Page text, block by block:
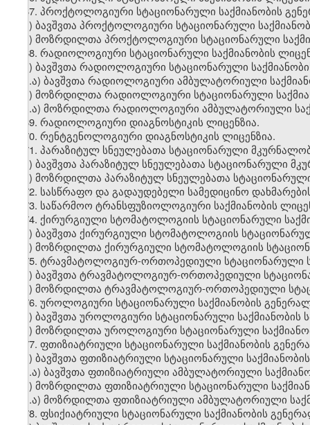
67. პროქტოლოგიური სტაციონარული საქმიანობის
ა) ბავშვთა პროქტოლოგიური სტაციონარული
ბ) მოზრდილთა პროქტოლოგიური სტაციონარული
68. რადიოლოგიური სტაციონარული საქმიანობის
ა) ბავშვთა რადიოლოგიური სტაციონარული
ა.ა) ბავშვთა რადიოლოგიური ამბულატორიული
ბ) მოზრდილთა რადიოლოგიური სტაციონარული
ბ.ა) მოზრდილთა რადიოლოგიური ამბულატორიული
69. რადიოლოგიური დიაგნოსტიკის ლიცენზია.
70. რენტგენოლოგიური დიაგნოსტიკის ლიცენზია.
71. პარაზიტულ სნეულებათა სტაციონარული
ა) ბავშვთა პარაზიტულ სნეულებათა სტაციონარული
ბ) მოზრდილთა პარაზიტულ სნეულებათა
72. სასწრაფო და გადაუდებელი სამედიცინო
73. საწარმოო ტრანსფუზიოლოგიური საქმიანობის
74. ქირურგიული სტომატოლოგიის სტაციონარული
ა) ბავშვთა ქირურგიული სტომატოლოგიის
ბ) მოზრდილთა ქირურგიული სტომატოლოგიის
75. ტრავმატოლოგიურ-ორთოპედიული სტაციონარული
ა) ბავშვთა ტრავმატოლოგიურ-ორთოპედიული
ბ) მოზრდილთა ტრავმატოლოგიურ-ორთოპედიული
76. უროლოგიური სტაციონარული საქმიანობის
ა) ბავშვთა უროლოგიური სტაციონარული საქმიანობის
ბ) მოზრდილთა უროლოგიური სტაციონარული
77. ფთიზიატრიული სტაციონარული საქმიანობის
ა) ბავშვთა ფთიზიატრიული სტაციონარული
ა.ა) ბავშვთა ფთიზიატრიული ამბულატორიული
ბ) მოზრდილთა ფთიზიატრიული სტაციონარული
ბ.ა) მოზრდილთა ფთიზიატრიული ამბულატორიული
78. ფსიქიატრიული სტაციონარული საქმიანობის